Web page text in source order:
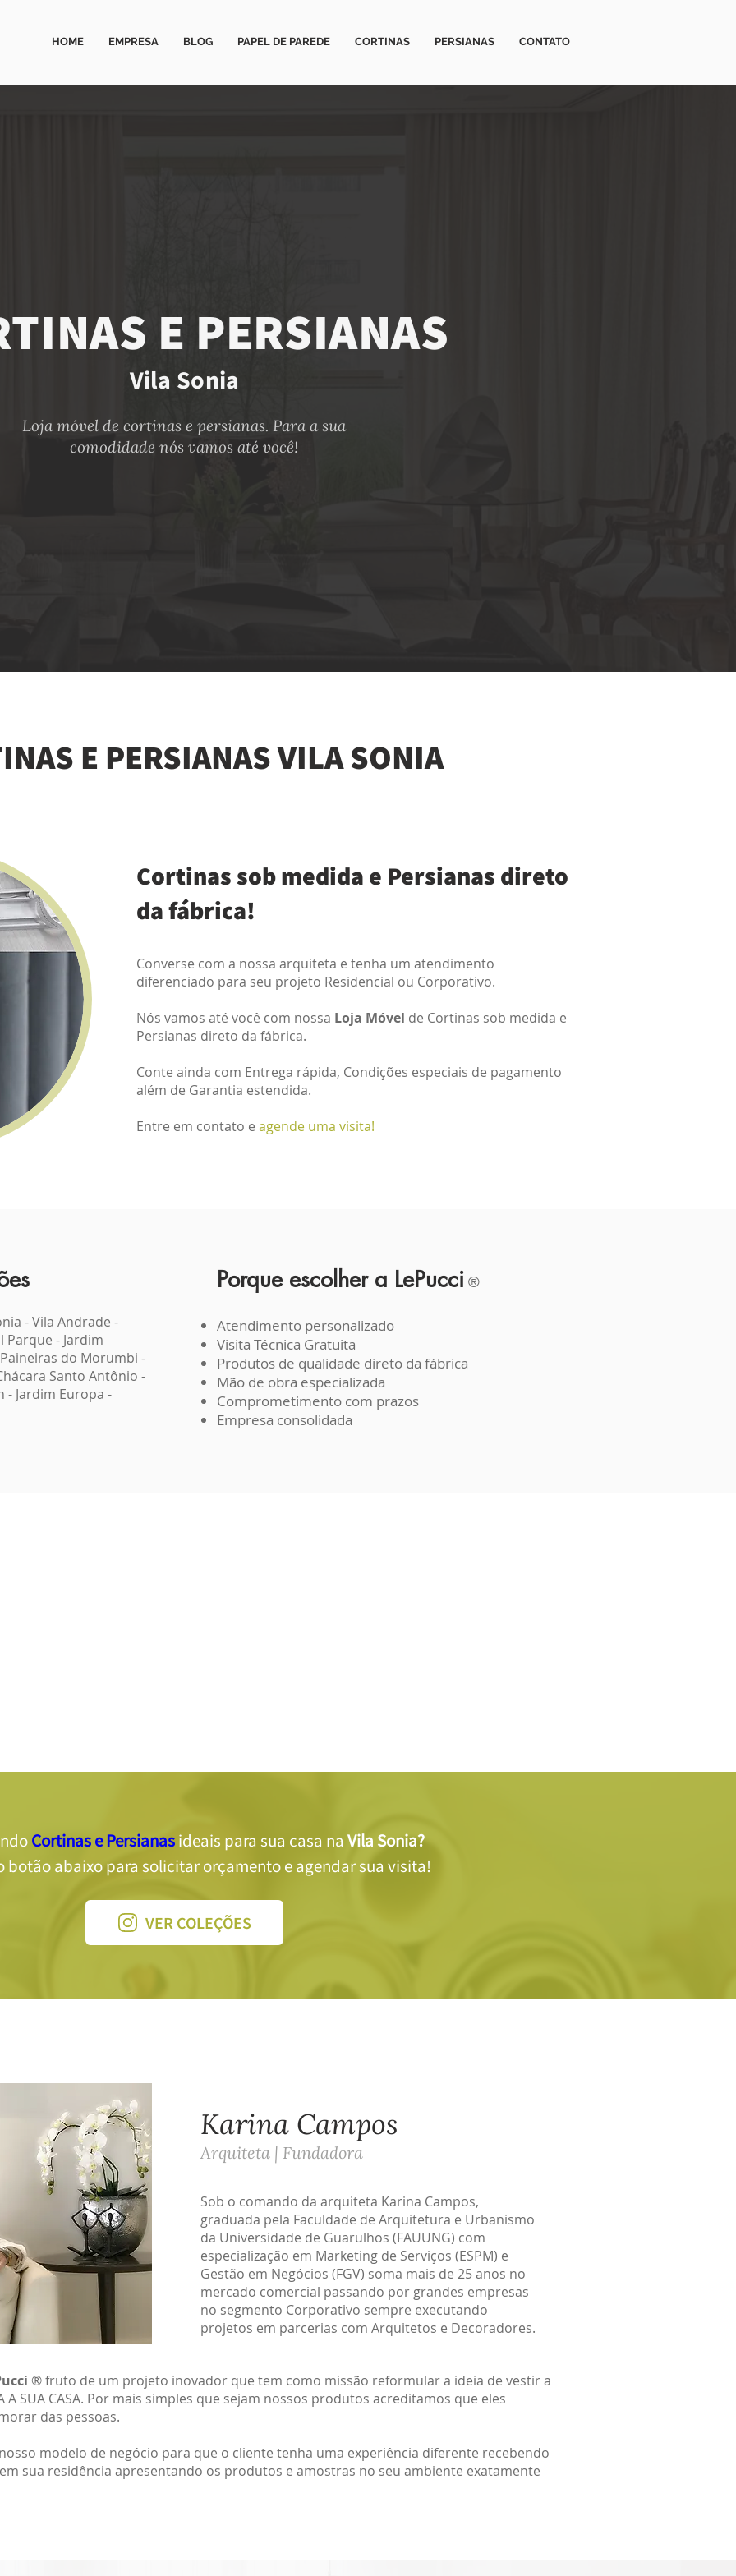
HOME EMPRESA BLOG PAPEL DE PAREDE CORTINAS PERSIANAS CONTATO
E PERSIANAS
Vila Sonia
Loja móvel de cortinas e persianas. Para a sua
comodidade nós vamos até você!
E PERSIANAS VILA SONIA
Cortinas sob medida e Persianas direto
da fábrica!
Converse com a nossa arquiteta e tenha um atendimento
diferenciado para seu projeto Residencial ou Corporativo.
Nós vamos até você com nossa Loja Móvel de Cortinas sob medida e
Persianas direto da fábrica.
Conte ainda com Entrega rápida, Condições especiais de pagamento
além de Garantia estendida.
Entre em contato e agende uma visita!
-Vila Andrade -
Parque - Jardim
Paineiras do Morumbi -
Santo Antônio -
- Jardim Europa -
Porque escolher a LePucci ®
Atendimento personalizado
Visita Técnica Gratuita
Produtos de qualidade direto da fábrica
Mão de obra especializada
Comprometimento com prazos
Empresa consolidada
Cortinas e Persianas ideais para sua casa na Vila Sonia?
botão abaixo para solicitar orçamento e agendar sua visita!
VER COLEÇÕES
Karina Campos
Arquiteta | Fundadora
Sob o comando da arquiteta Karina Campos,
graduada pela Faculdade de Arquitetura e Urbanismo
da Universidade de Guarulhos (FAUUNG) com
especialização em Marketing de Serviços (ESPM) e
Gestão em Negócios (FGV) soma mais de 25 anos no
mercado comercial passando por grandes empresas
no segmento Corporativo sempre executando
projetos em parcerias com Arquitetos e Decoradores.
®fruto de um projeto inovador que tem como missão reformular a ideia de vestir a
A SUA CASA. Por mais simples que sejam nossos produtos acreditamos que eles
das pessoas.
modelo de negócio para que o cliente tenha uma experiência diferente recebendo
sua residência apresentando os produtos e amostras no seu ambiente exatamente